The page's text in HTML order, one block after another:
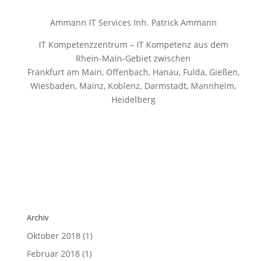
Ammann IT Services Inh. Patrick Ammann
IT Kompetenzzentrum – IT Kompetenz aus dem
Rhein-Main-Gebiet zwischen
Frankfurt am Main, Offenbach, Hanau, Fulda, Gießen,
Wiesbaden, Mainz, Koblenz, Darmstadt, Mannheim,
Heidelberg
Archiv
Oktober 2018(1)
Februar 2018(1)